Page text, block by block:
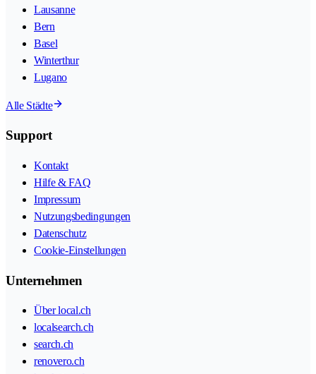
Lausanne
Bern
Basel
Winterthur
Lugano
Alle Städte
Support
Kontakt
Hilfe & FAQ
Impressum
Nutzungsbedingungen
Datenschutz
Cookie-Einstellungen
Unternehmen
Über local.ch
localsearch.ch
search.ch
renovero.ch